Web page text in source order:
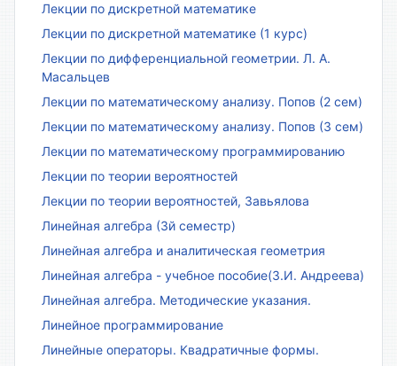
Лекции по дискретной математике
Лекции по дискретной математике (1 курс)
Лекции по дифференциальной геометрии. Л. А.
Масальцев
Лекции по математическому анализу. Попов (2 сем)
Лекции по математическому анализу. Попов (3 сем)
Лекции по математическому программированию
Лекции по теории вероятностей
Лекции по теории вероятностей, Завьялова
Линейная алгебра (3й семестр)
Линейная алгебра и аналитическая геометрия
Линейная алгебра - учебное пособие(З.И. Андреева)
Линейная алгебра. Методические указания.
Линейное программирование
Линейные операторы. Квадратичные формы.